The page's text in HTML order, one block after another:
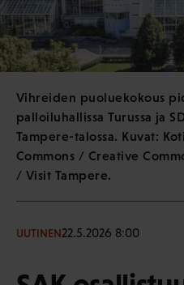
Vihreiden puoluekokous
palloiluhallissa Turussa ja
Tampere-talossa. Kuvat:
Commons / Creative
/ Visit Tampere.
UUTINEN22.5.2026 8:00